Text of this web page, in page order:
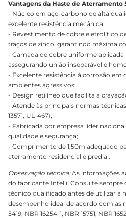
Vantagens da Haste de Aterramento
- Núcleo em aço-carbono de alta
excelente resistência mecânica;
- Revestimento de cobre eletrolítico
traços de zinco, garantindo máxima
- Camada de cobre uniforme
assegurando união inseparável e
- Excelente resistência à corrosão em
ambientes agressivos;
- Design retilíneo que facilita a
- Atende às principais normas
13571, UL-467);
- Fabricada por empresa líder
qualidade e segurança;
- Comprimento de 1,50m adequado
aterramento residencial e predial.
Observação técnica:As informações
do fabricante Intelli. Consulte
técnico qualificado antes de utilizar a
desempenho ideal de acordo com as
5419, NBR 16254-1, NBR 15751, NBR